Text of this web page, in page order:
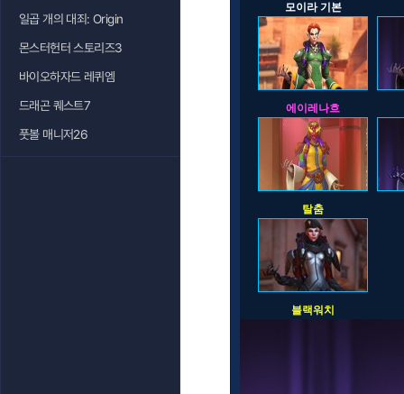
일곱 개의 대죄: Origin
몬스터헌터 스토리즈3
바이오하자드 레퀴엠
드래곤 퀘스트7
풋볼 매니저26
모이라 기본
에이레나흐
탈춤
블랙워치